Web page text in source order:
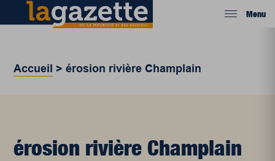
Menu
Accueil >érosion rivière Champlain
érosion rivière Champlain